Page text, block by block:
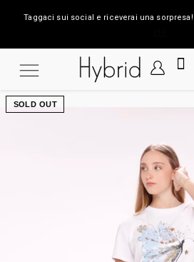
Taggaci sui social e riceverai una sorpresa!
SOLD OUT